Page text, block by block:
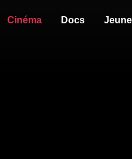
Cinéma Docs